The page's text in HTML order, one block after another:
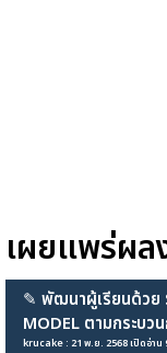
เผยแพร่ผล
✎ พัฒนาผู้เรียนด้วย
MODEL ตามกระบว
krucake : 21 พ.ย. 2568 เปิดอ่าน